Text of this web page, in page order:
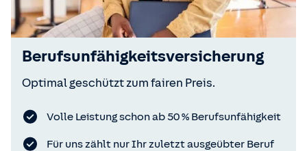
Berufsunfähigkeitsversicherung
Optimal geschützt zum fairen Preis.
Volle Leistung schon ab 50 % Berufsunfähigkeit
Für uns zählt nur Ihr zuletzt ausgeübter Beruf